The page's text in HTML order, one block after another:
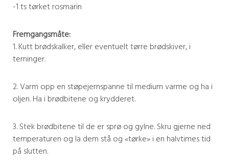
-1 ts tørket rosmarin
Fremgangsmåte:
1. Kutt brødskalker, eller eventuelt tørre brødskiver, i
terninger.
2. Varm opp en støpejernspanne til medium varme og ha i
oljen. Ha i brødbitene og krydderet.
3. Stek brødbitene til de er sprø og gylne. Skru gjerne ned
temperaturen og la dem stå og «tørke» i en halvtimes tid
på slutten.